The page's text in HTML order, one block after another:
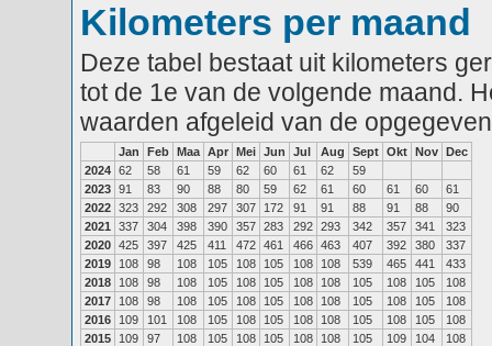
Kilometers per maand
Deze tabel bestaat uit kilometers
tot de 1e van de volgende maand.
waarden afgeleid van de
Jan Feb Maa Apr Mei Jun Jul Aug Sept Okt Nov Dec
2024 62 58 61 59 62 60 61 62
59
2023 91 83 90 88 80 59 62 61 60 61 60
61
2022 323 292 308 297 307 172 91 91 88 91 88
90
2021
337 304 398 390 357 283 292 293 342 357 341
323
2020 425 397 425 411 472 461 466 463 407 392 380
337
2019
108 98 108 105 108 105 108 108 539 465 441
433
2018
108 98 108 105 108 105 108 108 105 108 105
108
2017
108 98 108 105 108 105 108 108 105 108 105
108
2016
109 101 108 105 108 105 108 108 105 108 105
108
2015
109 97 108 105 108 105 108 108 105 109 104
108